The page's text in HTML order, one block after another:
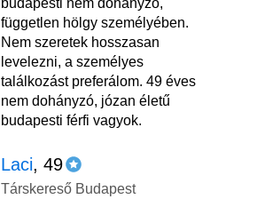
budapesti nem dohányzó,
független hölgy személyében.
Nem szeretek hosszasan
levelezni, a személyes
találkozást preferálom. 49 éves
nem dohányzó, józan életű
budapesti férfi vagyok.
Laci, 49
Társkereső Budapest